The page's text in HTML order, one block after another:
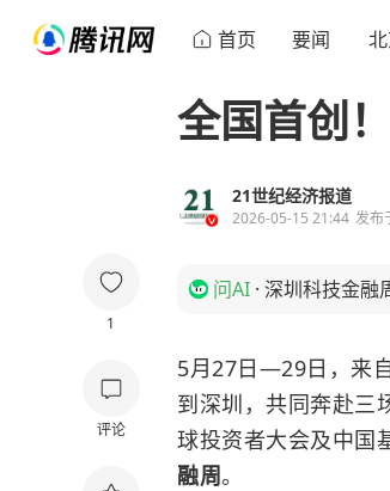
首页 要闻
1
评论
全国首创
21世纪经济报道
2026-05-15 21:44 发布
问AI · 深圳科技金融
5月27日—29日，来
到深圳，共同奔赴
球投资者大会及中国
融周。